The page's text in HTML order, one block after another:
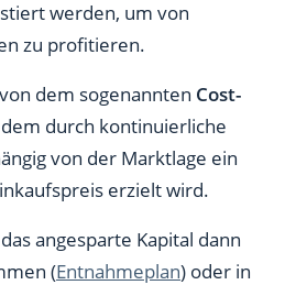
werden, um von
zu profitieren.
dem sogenannten Cost-
durch kontinuierliche
von der Marktlage ein
erzielt wird.
angesparte Kapital dann
(Entnahmeplan) oder in